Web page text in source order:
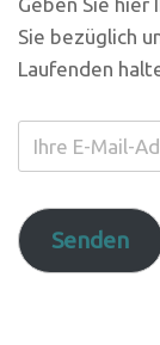
Sie bezüglich
Laufenden
Ihre
E-
AdresseSenden